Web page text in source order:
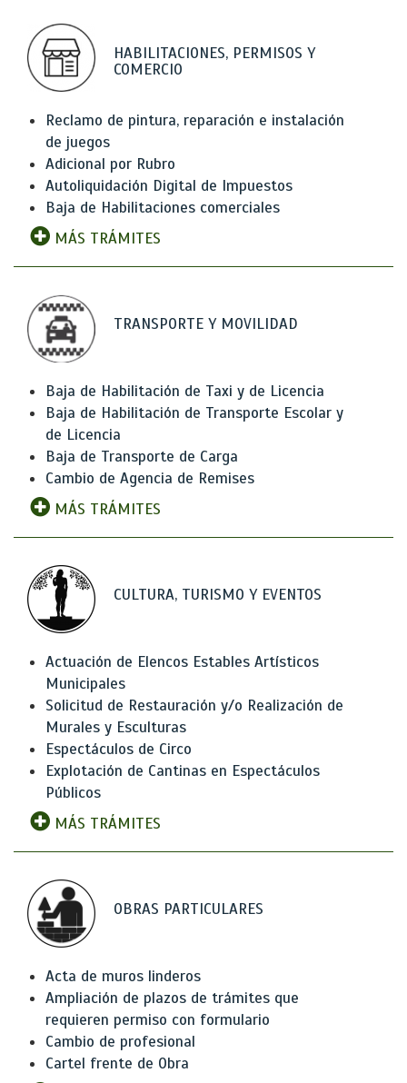
HABILITACIONES, PERMISOS Y
COMERCIO
Reclamo de pintura, reparación e instalación
de juegos
Adicional por Rubro
Autoliquidación Digital de Impuestos
Baja de Habilitaciones comerciales
MÁS TRÁMITES
TRANSPORTE Y MOVILIDAD
Baja de Habilitación de Taxi y de Licencia
Baja de Habilitación de Transporte Escolar y
de Licencia
Baja de Transporte de Carga
Cambio de Agencia de Remises
MÁS TRÁMITES
CULTURA, TURISMO Y EVENTOS
Actuación de Elencos Estables Artísticos
Municipales
Solicitud de Restauración y/o Realización de
Murales y Esculturas
Espectáculos de Circo
Explotación de Cantinas en Espectáculos
Públicos
MÁS TRÁMITES
OBRAS PARTICULARES
Acta de muros linderos
Ampliación de plazos de trámites que
requieren permiso con formulario
Cambio de profesional
Cartel frente de Obra